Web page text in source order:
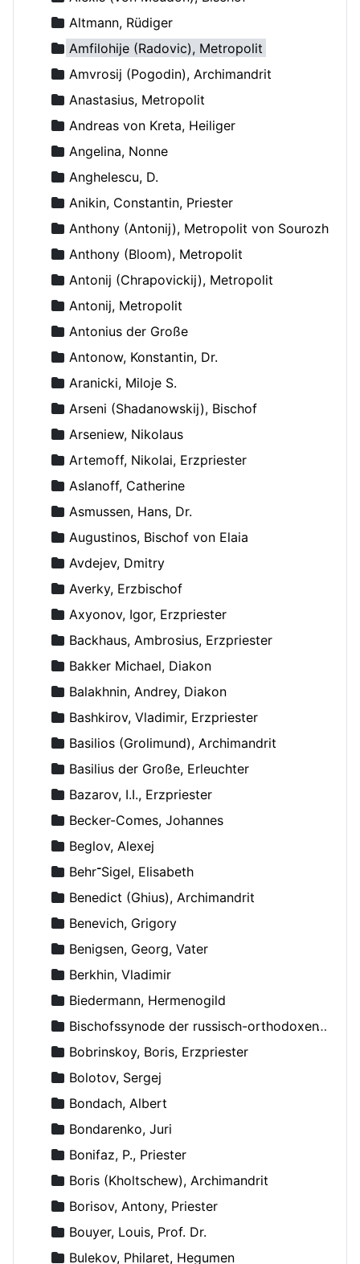
Altmann, Rüdiger
Amfilohije (Radovic), Metropolit
Amvrosij (Pogodin), Archimandrit
Anastasius, Metropolit
Andreas von Kreta, Heiliger
Angelina, Nonne
Anghelescu, D.
Anikin, Constantin, Priester
Anthony (Antonij), Metropolit von Sourozh
Anthony (Bloom), Metropolit
Antonij (Chrapovickij), Metropolit
Antonij, Metropolit
Antonius der Große
Antonow, Konstantin, Dr.
Aranicki, Miloje S.
Arseni (Shadanowskij), Bischof
Arseniew, Nikolaus
Artemoff, Nikolai, Erzpriester
Aslanoff, Catherine
Asmussen, Hans, Dr.
Augustinos, Bischof von Elaia
Avdejev, Dmitry
Averky, Erzbischof
Axyonov, Igor, Erzpriester
Backhaus, Ambrosius, Erzpriester
Bakker Michael, Diakon
Balakhnin, Andrey, Diakon
Bashkirov, Vladimir, Erzpriester
Basilios (Grolimund), Archimandrit
Basilius der Große, Erleuchter
Bazarov, I.I., Erzpriester
Becker-Comes, Johannes
Beglov, Alexej
Behr־Sigel, Elisabeth
Benedict (Ghius), Archimandrit
Benevich, Grigory
Benigsen, Georg, Vater
Berkhin, Vladimir
Biedermann, Hermenogild
Bischofssynode der russisch-orthodoxen Kirche
Bobrinskoy, Boris, Erzpriester
Bolotov, Sergej
Bondach, Albert
Bondarenko, Juri
Bonifaz, P., Priester
Boris (Kholtschew), Archimandrit
Borisov, Antony, Priester
Bouyer, Louis, Prof. Dr.
Bulekov, Philaret, Hegumen